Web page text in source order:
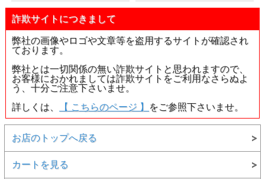
あらかじめご了承下さいませ。
●ご利用上のご注意点に関しまして
デザインの特性上、非常に繊細な作りとなっております。
大切にご愛用頂きますようお願い致します。
■商品詳細
納期
送料の詳しいご説明を読む
発送は、即日～3営業日以内です！納
期についての詳しい説明を読む
詐欺サイトにつきまして
弊社の画像やロゴや文章等を盗用するサイトが確認され
ております。
弊社とは一切関係の無い詐欺サイトと思われますので、
お客様におかれましては詐欺サイトをご利用なさらぬよ
う、十分ご注意下さいませ。
詳しくは、
【 こちらのページ 】 をご参照下さいませ。
お店のトップへ戻る
カートを見る